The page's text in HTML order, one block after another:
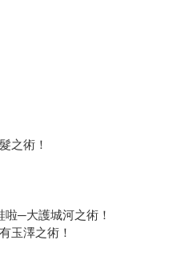
之術！
─大護城河之術！
玉澤之術！